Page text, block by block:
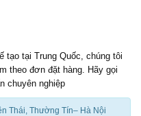
tạo tại Trung Quốc, chúng tôi
theo đơn đặt hàng. Hãy gọi
chuyên nghiệp
Thái, Thường Tín– Hà Nội